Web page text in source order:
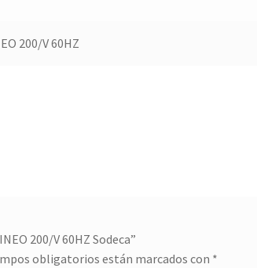
200/V 60HZ
200/V 60HZ Sodeca”
obligatorios están marcados con *